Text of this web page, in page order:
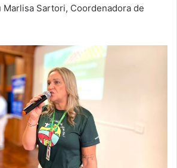
Marlisa Sartori, Coordenadora de